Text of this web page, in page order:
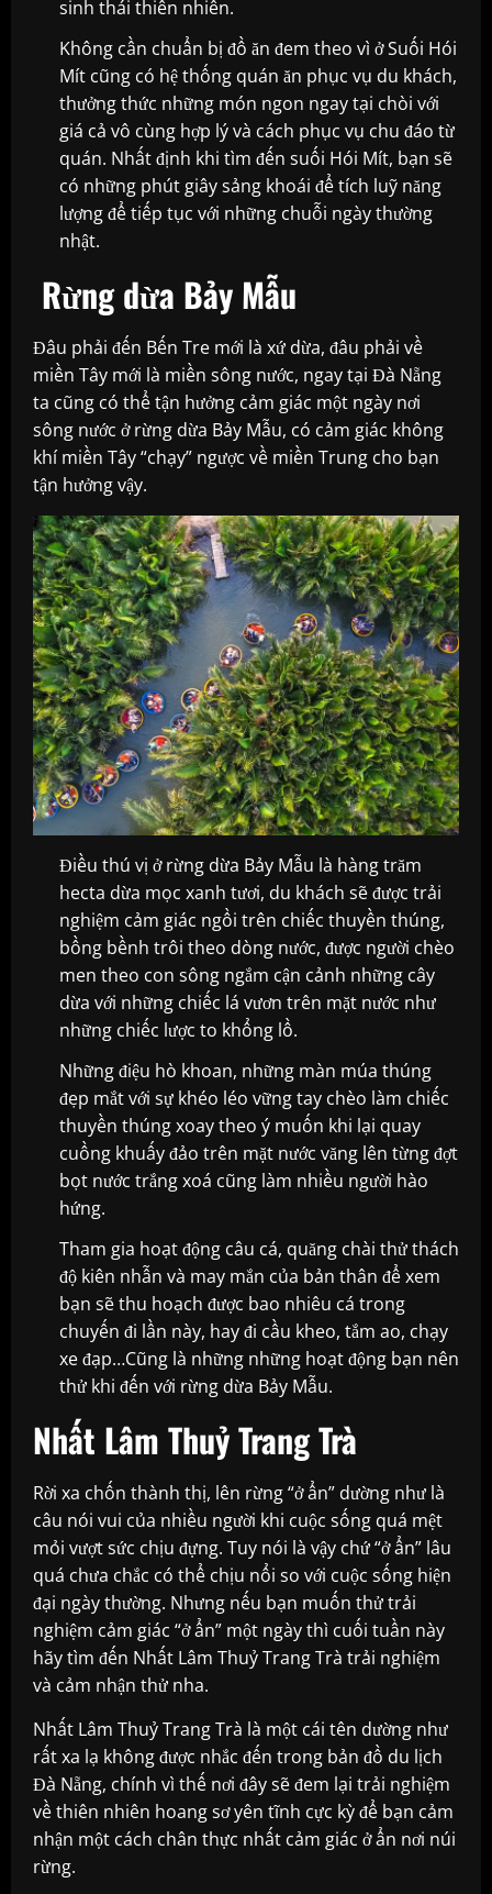
sinh thái thiên nhiên.
Không cần chuẩn bị đồ ăn đem theo vì ở Suối Hói
Mít cũng có hệ thống quán ăn phục vụ du khách,
thưởng thức những món ngon ngay tại chòi với
giá cả vô cùng hợp lý và cách phục vụ chu đáo từ
quán. Nhất định khi tìm đến suối Hói Mít, bạn sẽ
có những phút giây sảng khoái để tích luỹ năng
lượng để tiếp tục với những chuỗi ngày thường
nhật.
Rừng dừa Bảy Mẫu
Đâu phải đến Bến Tre mới là xứ dừa, đâu phải về
miền Tây mới là miền sông nước, ngay tại Đà Nẵng
ta cũng có thể tận hưởng cảm giác một ngày nơi
sông nước ở rừng dừa Bảy Mẫu, có cảm giác không
khí miền Tây “chạy” ngược về miền Trung cho bạn
tận hưởng vậy.
Điều thú vị ở rừng dừa Bảy Mẫu là hàng trăm
hecta dừa mọc xanh tươi, du khách sẽ được trải
nghiệm cảm giác ngồi trên chiếc thuyền thúng,
bồng bềnh trôi theo dòng nước, được người chèo
men theo con sông ngắm cận cảnh những cây
dừa với những chiếc lá vươn trên mặt nước như
những chiếc lược to khổng lồ.
Những điệu hò khoan, những màn múa thúng
đẹp mắt với sự khéo léo vững tay chèo làm chiếc
thuyền thúng xoay theo ý muốn khi lại quay
cuồng khuấy đảo trên mặt nước văng lên từng đợt
bọt nước trắng xoá cũng làm nhiều người hào
hứng.
Tham gia hoạt động câu cá, quăng chài thử thách
độ kiên nhẫn và may mắn của bản thân để xem
bạn sẽ thu hoạch được bao nhiêu cá trong
chuyến đi lần này, hay đi cầu kheo, tắm ao, chạy
xe đạp…Cũng là những những hoạt động bạn nên
thử khi đến với rừng dừa Bảy Mẫu.
Nhất Lâm Thuỷ Trang Trà
Rời xa chốn thành thị, lên rừng “ở ẩn” dường như là
câu nói vui của nhiều người khi cuộc sống quá mệt
mỏi vượt sức chịu đựng. Tuy nói là vậy chứ “ở ẩn” lâu
quá chưa chắc có thể chịu nổi so với cuộc sống hiện
đại ngày thường. Nhưng nếu bạn muốn thử trải
nghiệm cảm giác “ở ẩn” một ngày thì cuối tuần này
hãy tìm đến Nhất Lâm Thuỷ Trang Trà trải nghiệm
và cảm nhận thử nha.
Nhất Lâm Thuỷ Trang Trà là một cái tên dường như
rất xa lạ không được nhắc đến trong bản đồ du lịch
Đà Nẵng, chính vì thế nơi đây sẽ đem lại trải nghiệm
về thiên nhiên hoang sơ yên tĩnh cực kỳ để bạn cảm
nhận một cách chân thực nhất cảm giác ở ẩn nơi núi
rừng.